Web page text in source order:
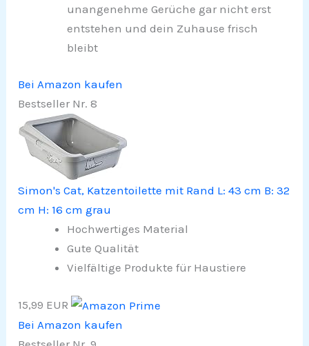
unangenehme Gerüche gar nicht erst
entstehen und dein Zuhause frisch
bleibt
Bei Amazon kaufen
Bestseller Nr. 8
Simon's Cat, Katzentoilette mit Rand L: 43 cm B: 32
cm H: 16 cm grau
Hochwertiges Material
Gute Qualität
Vielfältige Produkte für Haustiere
15,99 EUR
Bei Amazon kaufen